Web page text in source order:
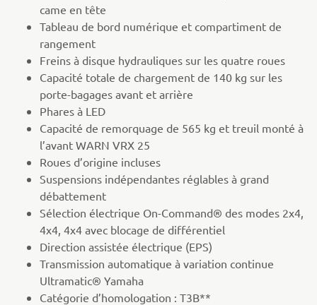
came en tête
Tableau de bord numérique et compartiment de
rangement
Freins à disque hydrauliques sur les quatre roues
Capacité totale de chargement de 140 kg sur les
porte-bagages avant et arrière
Phares à LED
Capacité de remorquage de 565 kg et treuil monté à
l’avant WARN VRX 25
Roues d’origine incluses
Suspensions indépendantes réglables à grand
débattement
Sélection électrique On-Command® des modes 2x4,
4x4, 4x4 avec blocage de différentiel
Direction assistée électrique (EPS)
Transmission automatique à variation continue
Ultramatic® Yamaha
Catégorie d’homologation : T3B**